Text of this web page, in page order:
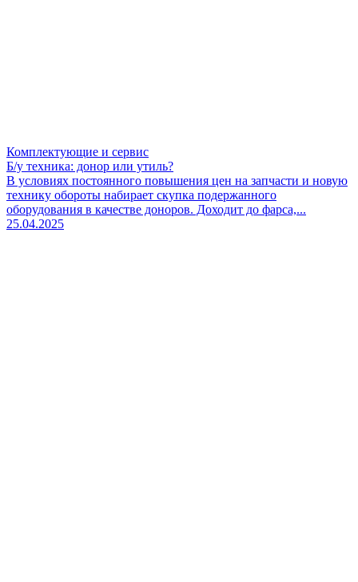
Комплектующие и сервис
Б/у техника: донор или утиль?
В условиях постоянного повышения цен на запчасти и новую
технику обороты набирает скупка подержанного
оборудования в качестве доноров. Доходит до фарса,...
25.04.2025